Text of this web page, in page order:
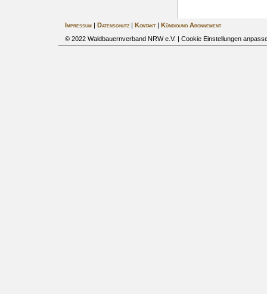
Impressum| Datenschutz| Kontakt|
Kündigung Abonnement
© 2022 Waldbauernverband NRW e.V. | Cookie Einstellungen